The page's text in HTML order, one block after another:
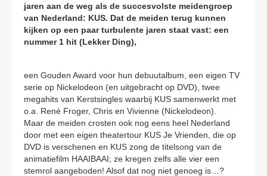
jaren aan de weg als de succesvolste meidengroep
van Nederland: KUS. Dat de meiden terug kunnen
kijken op een paar turbulente jaren staat vast: een
nummer 1 hit (Lekker Ding),
een Gouden Award voor hun debuutalbum, een eigen TV
serie op Nickelodeon (en uitgebracht op DVD), twee
megahits van Kerstsingles waarbij KUS samenwerkt met
o.a. René Froger, Chris en Vivienne (Nickelodeon).
Maar de meiden crosten ook nog eens heel Nederland
door met een eigen theatertour KUS Je Vrienden, die op
DVD is verschenen en KUS zong de titelsong van de
animatiefilm HAAIBAAI; ze kregen zelfs alle vier een
stemrol aangeboden! Alsof dat nog niet genoeg is…?